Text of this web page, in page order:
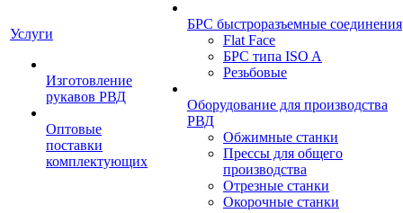
Услуги
Изготовление
рукавов РВД
Оптовые
поставки
комплектующих
БРС быстроразъемные соединения
Flat Face
БРС типа ISO A
Резьбовые
Оборудование для производства
РВД
Обжимные станки
Прессы для общего
производства
Отрезные станки
Окорочные станки